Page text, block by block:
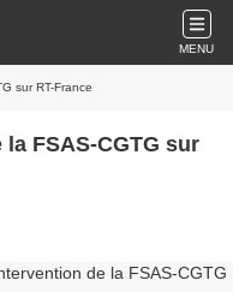
MENU
sur RT-France
FSAS-CGTG sur